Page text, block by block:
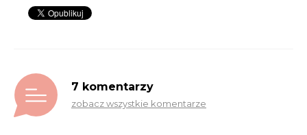
7 komentarzy
zobacz wszystkie komentarze